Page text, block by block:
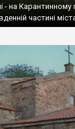
- на Карантинному
частині